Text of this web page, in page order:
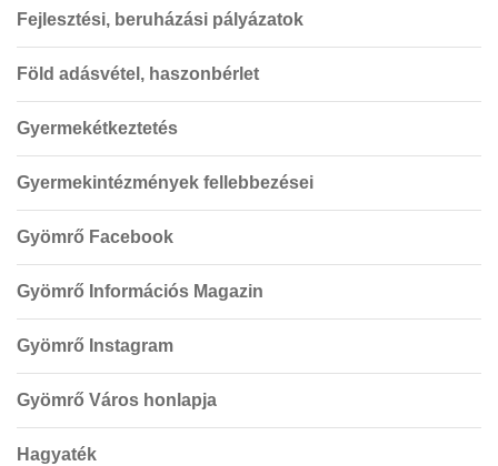
Fejlesztési, beruházási pályázatok
Föld adásvétel, haszonbérlet
Gyermekétkeztetés
Gyermekintézmények fellebbezései
Gyömrő Facebook
Gyömrő Információs Magazin
Gyömrő Instagram
Gyömrő Város honlapja
Hagyaték